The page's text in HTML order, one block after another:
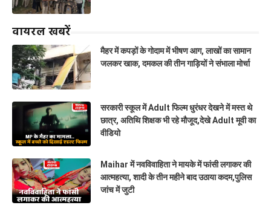
वायरल खबरें
मैहर में कपड़ों के गोदाम में भीषण आग, लाखों का सामान
जलकर खाक, दमकल की तीन गाड़ियों ने संभाला मोर्चा
सरकारी स्कूल में Adult फिल्म धुरंधर देखने में मस्त थे
छात्र, अतिथि शिक्षक भी रहे मौजूद,देखे Adult मूवी का
वीडियो
Maihar में नवविवाहिता ने मायके में फांसी लगाकर की
आत्महत्या, शादी के तीन महीने बाद उठाया कदम,पुलिस
जांच में जुटी